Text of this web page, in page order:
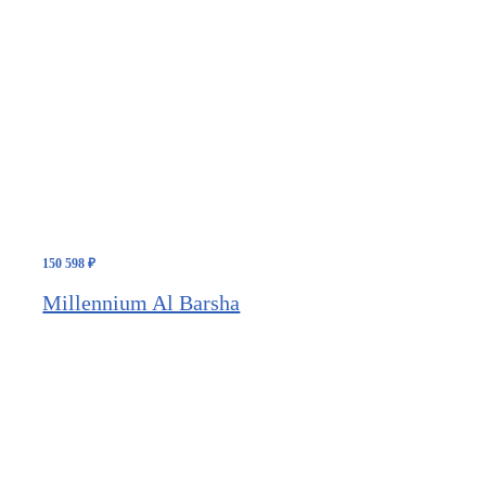
150 598₽
Millennium Al Barsha